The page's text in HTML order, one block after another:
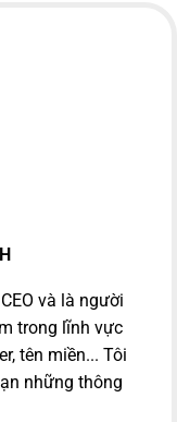
và là người
trong lĩnh vực
tên miền... Tôi
những thông